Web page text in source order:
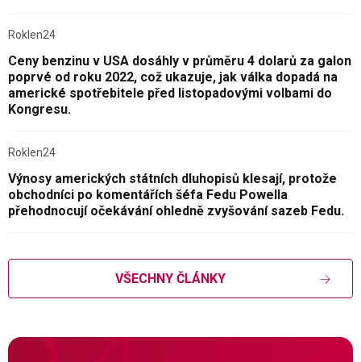
Roklen24
Ceny benzinu v USA dosáhly v průměru 4 dolarů za galon
poprvé od roku 2022, což ukazuje, jak válka dopadá na
americké spotřebitele před listopadovými volbami do
Kongresu.
Roklen24
Výnosy amerických státních dluhopisů klesají, protože
obchodníci po komentářích šéfa Fedu Powella
přehodnocují očekávání ohledně zvyšování sazeb Fedu.
VŠECHNY ČLÁNKY